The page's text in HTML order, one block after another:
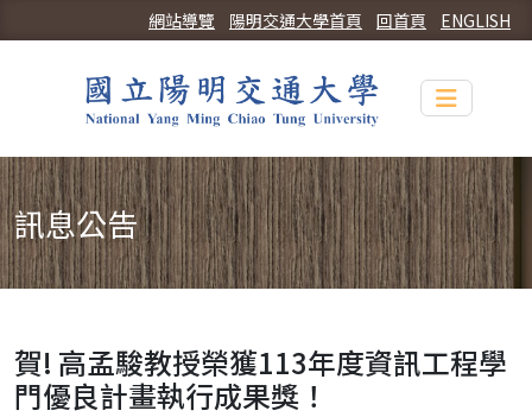
ENGLISH
回首頁
陽明交通大學首頁
網站導覽
Toggle
訊息公告
賀! 高孟駿教授榮獲113年度資訊工程學
門優良計畫執行成果獎！